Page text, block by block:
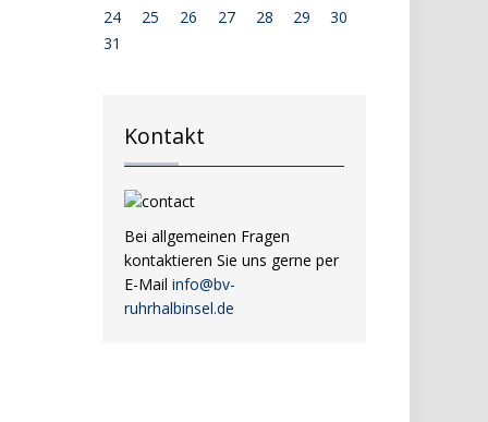
24
25 26 27 28 29
30
31
Kontakt
Bei allgemeinen Fragen
kontaktieren Sie uns gerne per
E-Mail info@bv-
ruhrhalbinsel.de